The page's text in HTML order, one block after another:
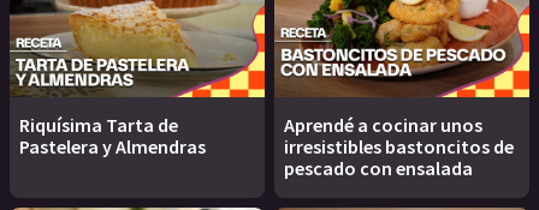
Riquísima Tarta de
Pastelera y Almendras
Aprendé a cocinar unos
irresistibles bastoncitos de
pescado con ensalada